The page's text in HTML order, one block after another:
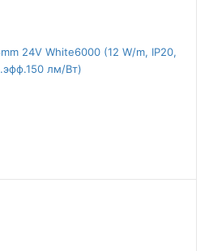
24V White6000 (12 W/m, IP20,
лм/Вт)